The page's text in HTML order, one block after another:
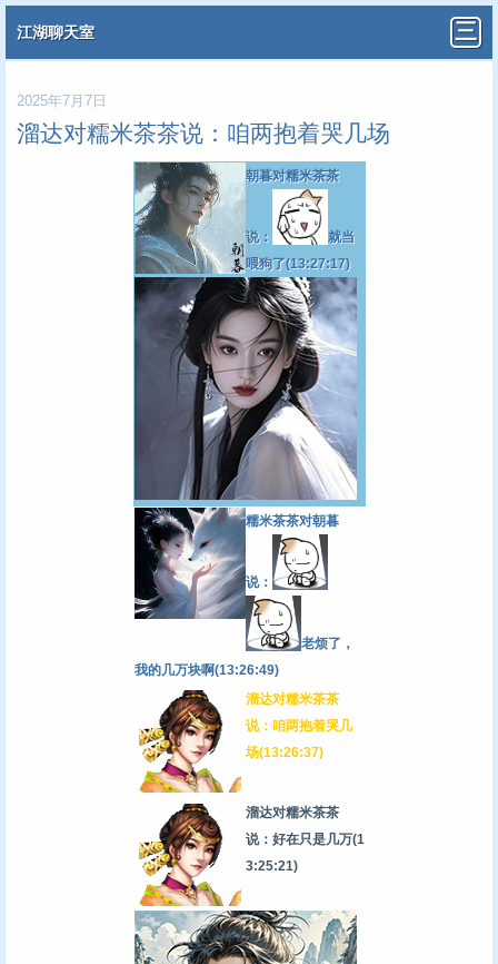
江湖聊天室
2025年7月7日
溜达对糯米茶茶说：咱两抱着哭几场
朝暮对糯米茶茶
说：
就当
喂狗了(13:27:17)
糯米茶茶对朝暮
说：
老烦了，
我的几万块啊(13:26:49)
溜达对糯米茶茶
说：咱两抱着哭几
场(13:26:37)
溜达对糯米茶茶
说：好在只是几万(1
3:25:21)